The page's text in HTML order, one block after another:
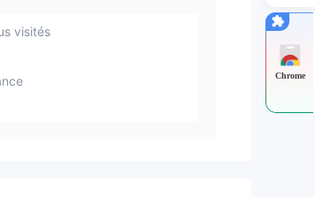
visités
Chrome